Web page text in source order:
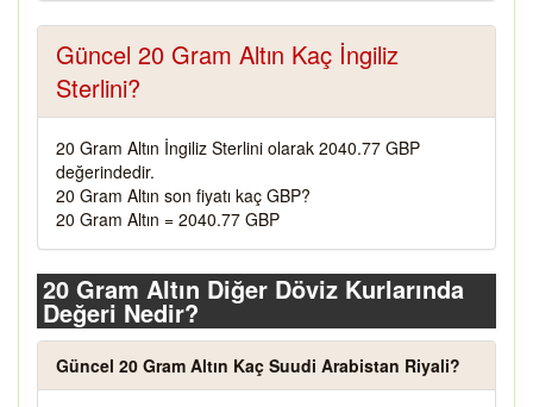
Güncel 20 Gram Altın Kaç İngiliz
Sterlini?
20 Gram Altın İngiliz Sterlini olarak 2040.77 GBP
değerindedir.
20 Gram Altın son fiyatı kaç GBP?
20 Gram Altın = 2040.77 GBP
20 Gram Altın Diğer Döviz Kurlarında
Değeri Nedir?
Güncel 20 Gram Altın Kaç Suudi Arabistan Riyali?